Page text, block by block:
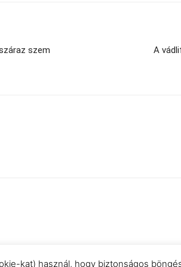
szem
A
kat) használ, hogy biztonságos